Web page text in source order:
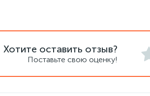
Хотите оставить отзыв?
Поставьте свою оценку!